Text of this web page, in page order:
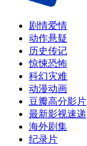
剧情爱情
动作悬疑
历史传记
惊悚恐怖
科幻灾难
动漫动画
豆瓣高分影片
最新影视速递
海外剧集
纪录片